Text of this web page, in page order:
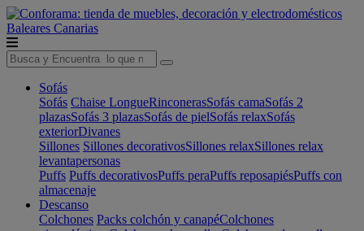
Baleares Canarias
Sofás
Sofás Chaise LongueRinconerasSofás camaSofás 2
plazasSofás 3 plazasSofás de pielSofás relaxSofás
exteriorDivanes
Sillones Sillones decorativosSillones relaxSillones relax
levantapersonas
Puffs Puffs decorativosPuffs peraPuffs reposapiésPuffs con
almacenaje
Descanso
Colchones Packs colchón y canapéColchones